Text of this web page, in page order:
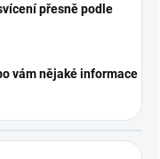
přesně podle
vám nějaké informace